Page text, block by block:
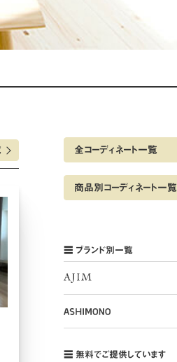
全コーディネート一覧
商品別コーディネート一覧
ブランド別一覧
無料でご提供しています